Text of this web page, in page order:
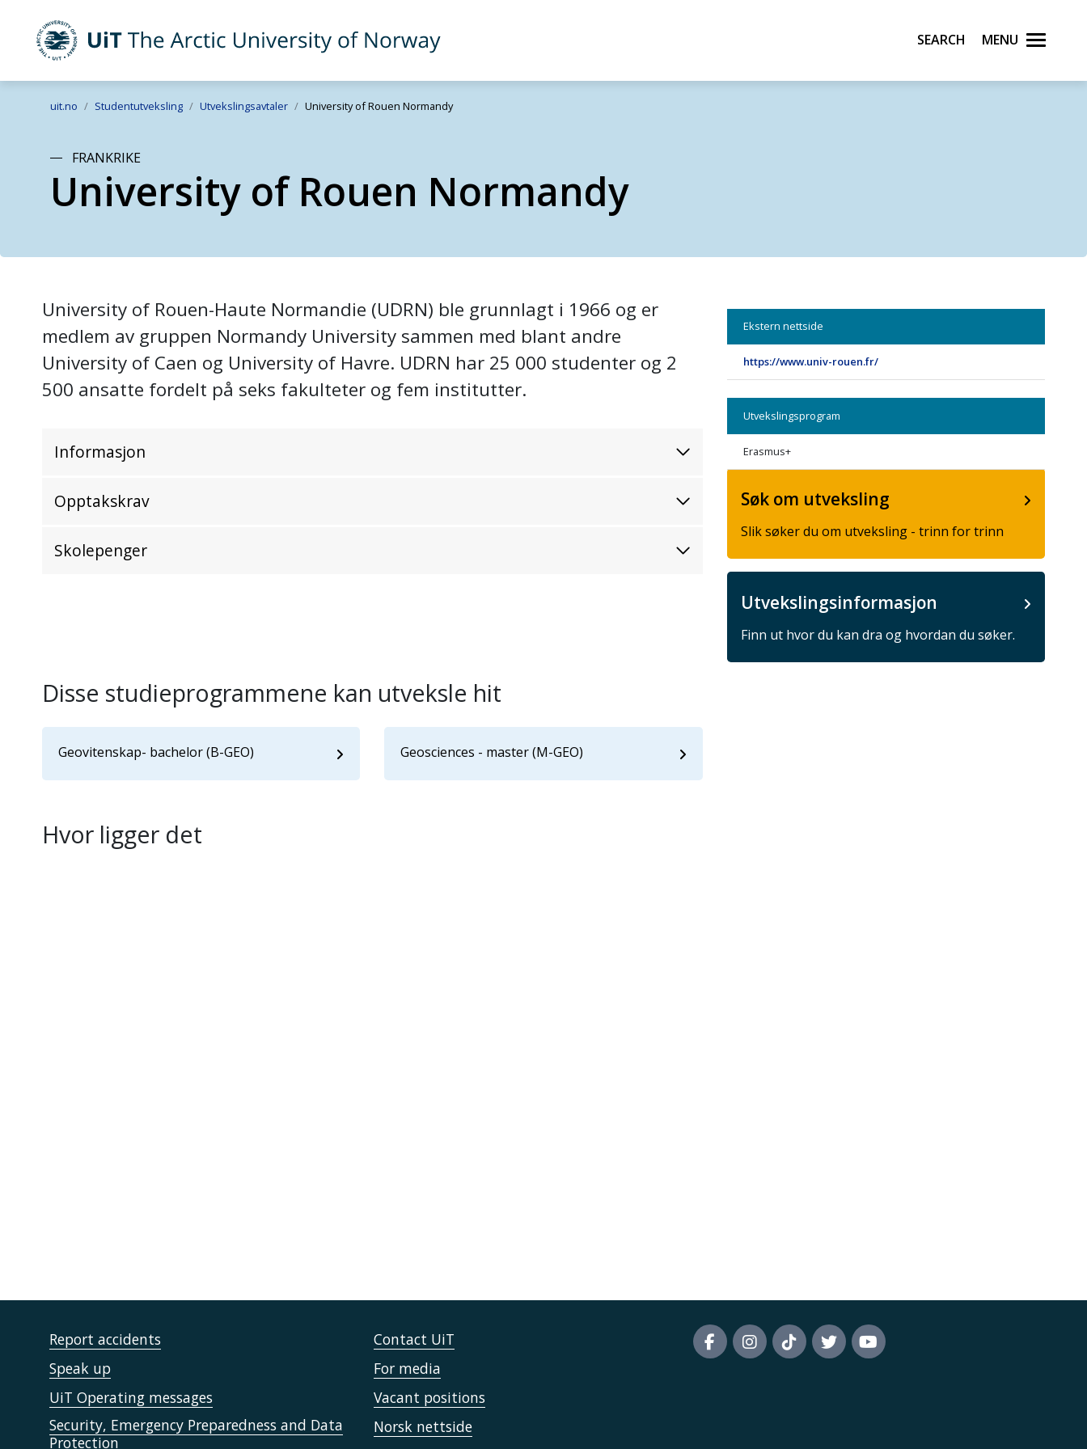
Skip to main content
UiT The Arctic University of Norway Search Menu
uit.no Studentutveksling Utvekslingsavtaler University of Rouen Normandy
FRANKRIKE
University of Rouen Normandy
University of Rouen-Haute Normandie (UDRN) ble grunnlagt i 1966 og er
medlem av gruppen Normandy University sammen med blant andre
University of Caen og University of Havre. UDRN har 25 000 studenter og 2
500 ansatte fordelt på seks fakulteter og fem institutter.
Informasjon
Opptakskrav
Skolepenger
Ekstern nettside
https://www.univ-rouen.fr/
Utvekslingsprogram
Erasmus+
Søk om utveksling
Slik søker du om utveksling - trinn for trinn
Utvekslingsinformasjon
Finn ut hvor du kan dra og hvordan du søker.
Disse studieprogrammene kan utveksle hit
Geovitenskap- bachelor (B-GEO) Geosciences - master (M-GEO)
Hvor ligger det
Report accidents
Speak up
UiT Operating messages
Security, Emergency Preparedness and Data
Protection
Contact UiT
For media
Vacant positions
Norsk nettside